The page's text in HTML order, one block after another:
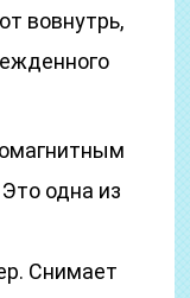
вовнутрь,
одна из
Снимает